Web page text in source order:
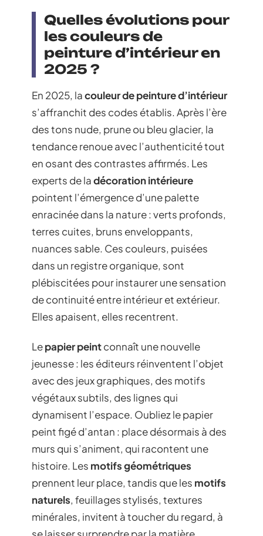
Quelles évolutions pour
les couleurs de
peinture d’intérieur en
2025 ?
En 2025, lacouleur de peinture d’intérieur
s’affranchit des codes établis. Après l’ère
des tons nude, prune ou bleu glacier, la
tendance renoue avec l’authenticité tout
en osant des contrastes affirmés. Les
experts de ladécoration intérieure
pointent l’émergence d’une palette
enracinée dans la nature : verts profonds,
terres cuites, bruns enveloppants,
nuances sable. Ces couleurs, puisées
dans un registre organique, sont
plébiscitées pour instaurer une sensation
de continuité entre intérieur et extérieur.
Elles apaisent, elles recentrent.
Lepapier peintconnaît une nouvelle
jeunesse : les éditeurs réinventent l’objet
avec des jeux graphiques, des motifs
végétaux subtils, des lignes qui
dynamisent l’espace. Oubliez le papier
peint figé d’antan : place désormais à des
murs qui s’animent, qui racontent une
histoire. Les motifs géométriques
prennent leur place, tandis que les motifs
naturels, feuillages stylisés, textures
minérales, invitent à toucher du regard, à